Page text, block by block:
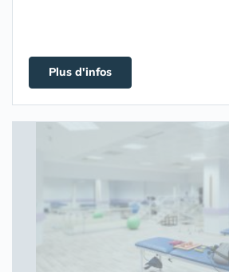
Plus d'infos